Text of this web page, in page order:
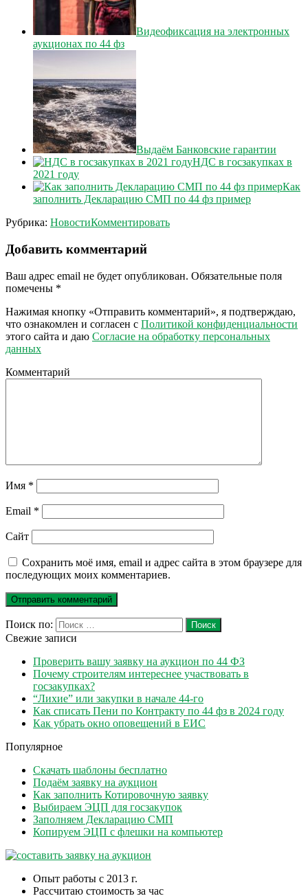
Видеофиксация на электронных
аукционах по 44 фз
Выдаём Банковские гарантии
НДС в госзакупках в
2021 году
Как
заполнить Декларацию СМП по 44 фз пример
Рубрика: НовостиКомментировать
Добавить комментарий
Ваш адрес email не будет опубликован. Обязательные поля
помечены *
Нажимая кнопку «Отправить комментарий», я подтверждаю,
что ознакомлен и согласен с Политикой конфиденциальности
этого сайта и даю Согласие на обработку персональных
данных
Комментарий
Имя *
Email *
Сайт
Сохранить моё имя, email и адрес сайта в этом браузере для
последующих моих комментариев.
Поиск по: Поиск
Свежие записи
Проверить вашу заявку на аукцион по 44 ФЗ
Почему строителям интереснее участвовать в
госзакупках?
“Лихие” или закупки в начале 44-го
Как списать Пени по Контракту по 44 фз в 2024 году
Как убрать окно оповещений в ЕИС
Популярное
Скачать шаблоны бесплатно
Подаём заявку на аукцион
Как заполнить Котировочную заявку
Выбираем ЭЦП для госзакупок
Заполняем Декларацию СМП
Копируем ЭЦП с флешки на компьютер
Опыт работы с 2013 г.
Рассчитаю стоимость за час